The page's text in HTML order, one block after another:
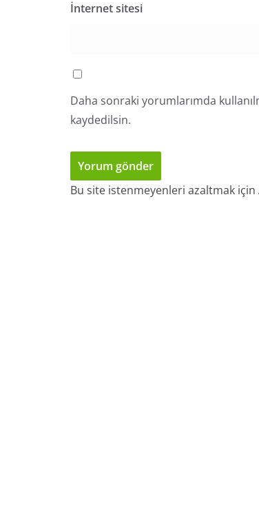
İnternet sitesi
Daha sonraki yorumlarımda
kaydedilsin.
Bu site istenmeyenleri azaltmak için